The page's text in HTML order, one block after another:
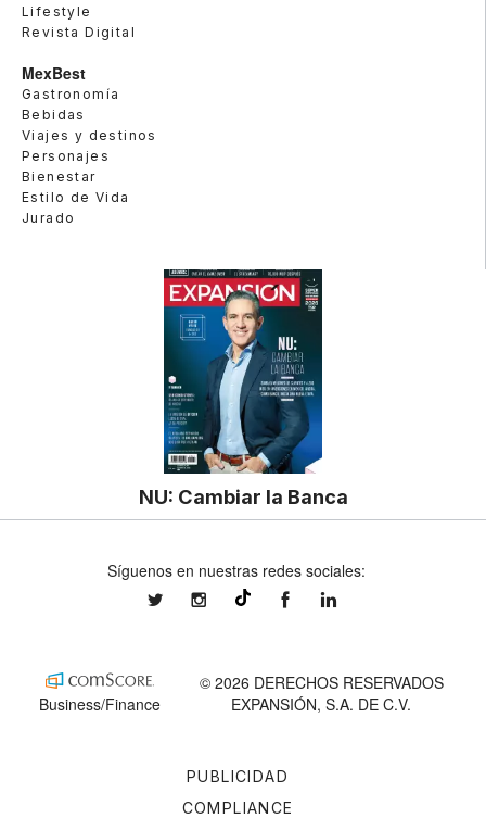
Lifestyle
Revista Digital
MexBest
Gastronomía
Bebidas
Viajes y destinos
Personajes
Bienestar
Estilo de Vida
Jurado
NU: Cambiar la Banca
PUBLICIDAD
COMPLIANCE
Síguenos en nuestras redes sociales:
expansionmxexpansionmx ExpansionMex
Business/Finance
© 2026 DERECHOS RESERVADOS
EXPANSIÓN, S.A. DE C.V.